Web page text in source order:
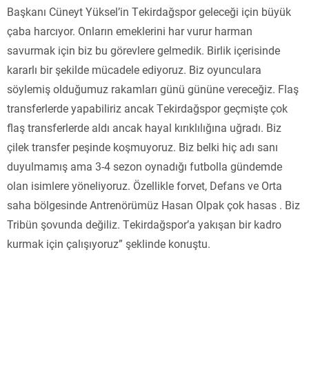
Başkanı Cüneyt Yüksel’in Tekirdağspor geleceği için büyük
çaba harcıyor. Onların emeklerini har vurur harman
savurmak için biz bu görevlere gelmedik. Birlik içerisinde
kararlı bir şekilde mücadele ediyoruz. Biz oyunculara
söylemiş olduğumuz rakamları günü gününe vereceğiz. Flaş
transferlerde yapabiliriz ancak Tekirdağspor geçmişte çok
flaş transferlerde aldı ancak hayal kırıklılığına uğradı. Biz
çilek transfer peşinde koşmuyoruz. Biz belki hiç adı sanı
duyulmamış ama 3-4 sezon oynadığı futbolla gündemde
olan isimlere yöneliyoruz. Özellikle forvet, Defans ve Orta
saha bölgesinde Antrenörümüz Hasan Olpak çok hasas . Biz
Tribün şovunda değiliz. Tekirdağspor’a yakışan bir kadro
kurmak için çalışıyoruz” şeklinde konuştu.